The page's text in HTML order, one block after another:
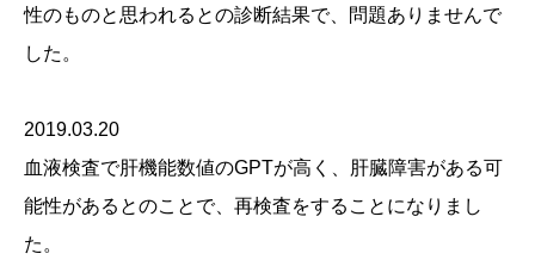
性のものと思われるとの診断結果で、問題ありませんで
した。
2019.03.20
血液検査で肝機能数値のGPTが高く、肝臓障害がある可
能性があるとのことで、再検査をすることになりまし
た。